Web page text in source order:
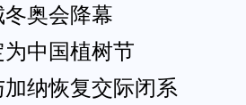
奥会降幕
中国植树节
纳恢复交际闭系